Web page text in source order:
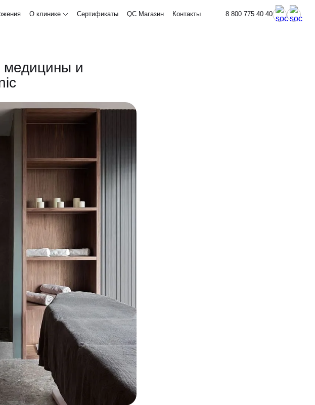
О клинике Сертификаты QC Магазин Контакты 8 800 775 40 40
медицины и